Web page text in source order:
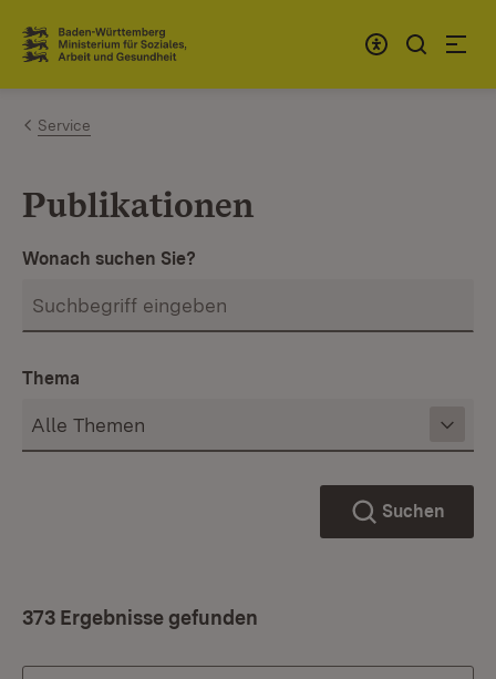
Zum Inhalt springen
Link zur Startseite
Service
Publikationen
Wonach suchen Sie?
Thema
Suchen
373 Ergebnisse gefunden